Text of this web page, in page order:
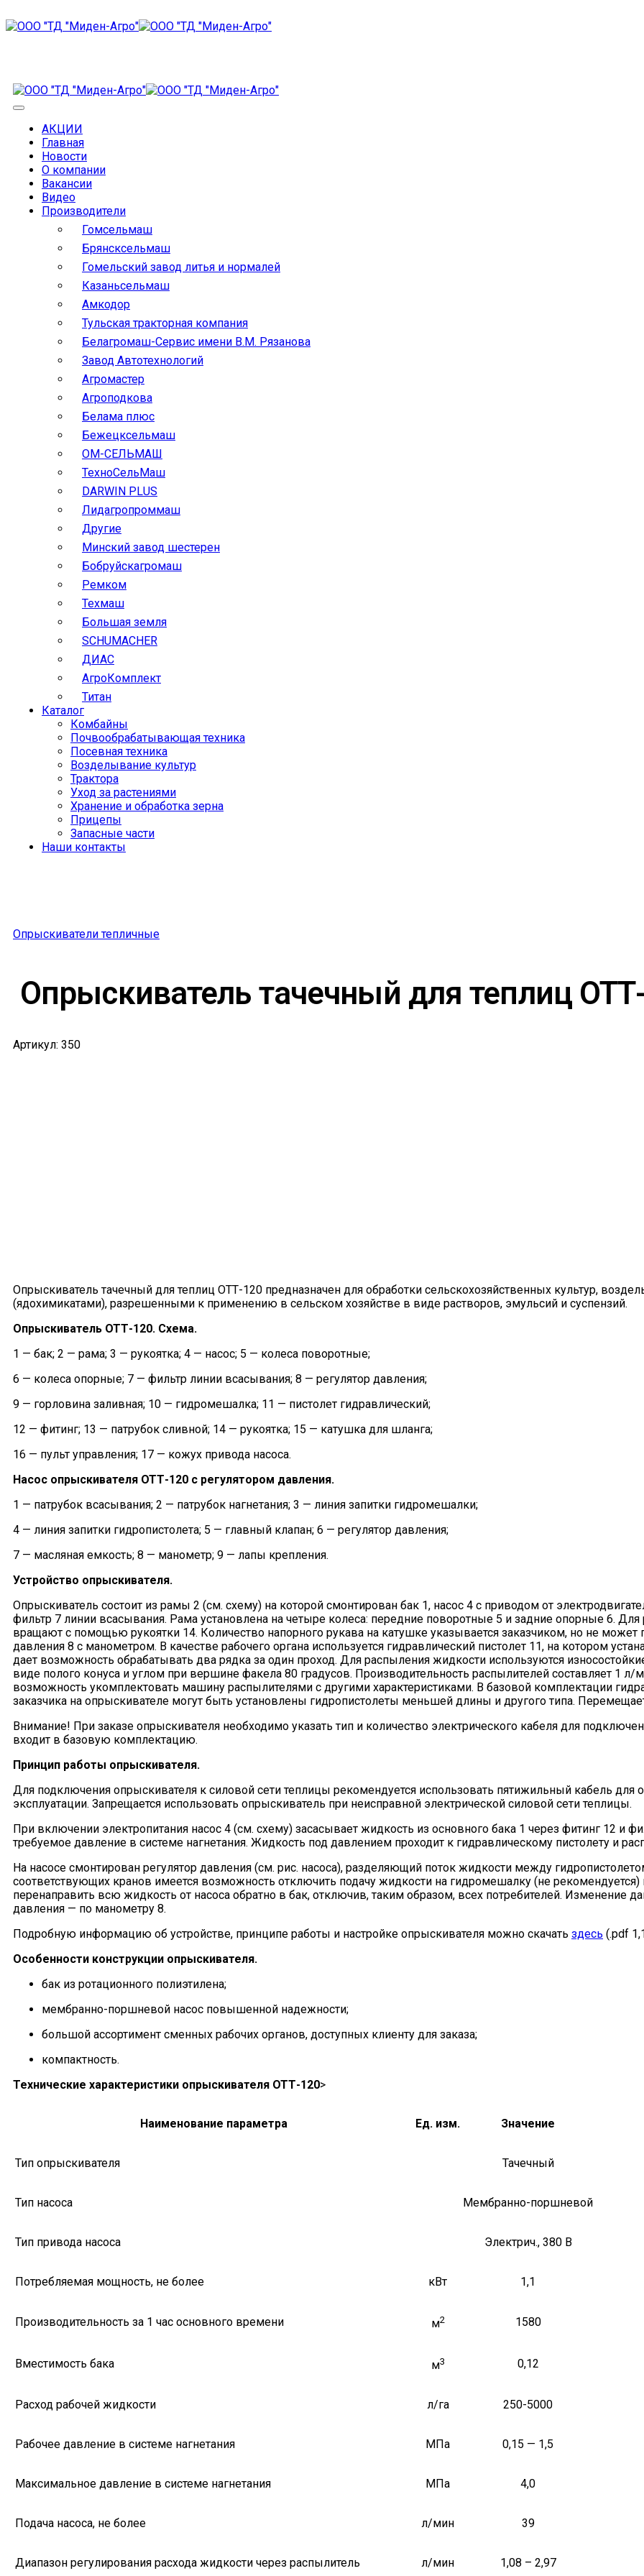
АКЦИИ
Главная
Новости
О компании
Вакансии
Видео
Производители
Гомсельмаш
Брянсксельмаш
Гомельский завод литья и нормалей
Казаньсельмаш
Амкодор
Тульская тракторная компания
Белагромаш-Сервис имени В.М. Рязанова
Завод Автотехнологий
Агромастер
Агроподкова
Белама плюс
Бежецксельмаш
ОМ-СЕЛЬМАШ
ТехноСельМаш
DARWIN PLUS
Лидагропроммаш
Другие
Минский завод шестерен
Бобруйскагромаш
Ремком
Техмаш
Большая земля
SCHUMACHER
ДИАС
АгроКомплект
Титан
Каталог
Комбайны
Почвообрабатывающая техника
Посевная техника
Возделывание культур
Трактора
Уход за растениями
Хранение и обработка зерна
Прицепы
Запасные части
Наши контакты
Опрыскиватели тепличные
Опрыскиватель тачечный для теплиц
Артикул: 350
Опрыскиватель тачечный для теплиц ОТТ-120 предназначен для обработки сельскохозяйственных культур,
(ядохимикатами), разрешенными к применению в сельском хозяйстве в виде растворов, эмульсий и суспензий.
Опрыскиватель ОТТ-120. Схема.
1 — бак; 2 — рама; 3 — рукоятка; 4 — насос; 5 — колеса поворотные;
6 — колеса опорные; 7 — фильтр линии всасывания; 8 — регулятор давления;
9 — горловина заливная; 10 — гидромешалка; 11 — пистолет гидравлический;
12 — фитинг; 13 — патрубок сливной; 14 — рукоятка; 15 — катушка для шланга;
16 — пульт управления; 17 — кожух привода насоса.
Насос опрыскивателя ОТТ-120 с регулятором давления.
1 — патрубок всасывания; 2 — патрубок нагнетания; 3 — линия запитки гидромешалки;
4 — линия запитки гидропистолета; 5 — главный клапан; 6 — регулятор давления;
7 — масляная емкость; 8 — манометр; 9 — лапы крепления.
Устройство опрыскивателя.
Опрыскиватель состоит из рамы 2 (см. схему) на которой смонтирован бак 1, насос 4 с приводом от
фильтр 7 линии всасывания. Рама установлена на четыре колеса: передние поворотные 5 и задние опорные 6.
вращают с помощью рукоятки 14. Количество напорного рукава на катушке указывается заказчиком, но не
давления 8 с манометром. В качестве рабочего органа используется гидравлический пистолет 11, на котором
дает возможность обрабатывать два рядка за один проход. Для распыления жидкости используются
виде полого конуса и углом при вершине факела 80 градусов. Производительность распылителей составляет 1
возможность укомплектовать машину распылителями с другими характеристиками. В базовой комплектации
заказчика на опрыскивателе могут быть установлены гидропистолеты меньшей длины и другого типа.
Внимание! При заказе опрыскивателя необходимо указать тип и количество электрического кабеля для
входит в базовую комплектацию.
Принцип работы опрыскивателя.
Для подключения опрыскивателя к силовой сети теплицы рекомендуется использовать пятижильный кабель
эксплуатации. Запрещается использовать опрыскиватель при неисправной электрической силовой сети теплицы.
При включении электропитания насос 4 (см. схему) засасывает жидкость из основного бака 1 через фитинг 12 и
требуемое давление в системе нагнетания. Жидкость под давлением проходит к гидравлическому пистолету и
На насосе смонтирован регулятор давления (см. рис. насоса), разделяющий поток жидкости между
соответствующих кранов имеется возможность отключить подачу жидкости на гидромешалку (не
перенаправить всю жидкость от насоса обратно в бак, отключив, таким образом, всех потребителей. Изменение
давления — по манометру 8.
Подробную информацию об устройстве, принципе работы и настройке опрыскивателя можно скачать здесь (.pdf
Особенности конструкции опрыскивателя.
бак из ротационного полиэтилена;
мембранно-поршневой насос повышенной надежности;
большой ассортимент сменных рабочих органов, доступных клиенту для заказа;
компактность.
Технические характеристики опрыскивателя ОТТ-120>
Наименование параметра Ед. изм. Значение
Тип опрыскивателя Тачечный
Тип насоса Мембранно-поршневой
Тип привода насоса Электрич., 380 В
Потребляемая мощность, не более кВт 1,1
Производительность за 1 час основного времени м2 1580
Вместимость бака м3 0,12
Расход рабочей жидкости л/га 250-5000
Рабочее давление в системе нагнетания МПа 0,15 — 1,5
Максимальное давление в системе нагнетания МПа 4,0
Подача насоса, не более л/мин 39
Диапазон регулирования расхода жидкости через распылитель л/мин 1,08 – 2,97